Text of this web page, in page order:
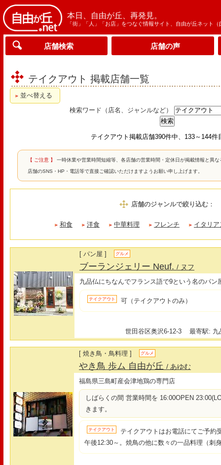
本日、自由が丘、再発見。
「街」「人」「お店」をつなぐ情報サイト、自由が丘ネット（
店舗検索 店舗の声
テイクアウト 掲載店舗一覧
並べ替える
検索ワード（店名、ジャンルなど）
テイクアウト掲載店舗390件中、133～144件
【 ご注意 】 一時休業や営業時間短縮等、各店舗の営業時間・定休日が掲載情報と異
店舗のSNS・HP・電話等で直接ご確認いただけますようお願い申し上げます。
店舗のジャンルで絞り込む ：
和食 洋食 中華料理 フレンチ イタリア
[ パン屋 ] グルメ
ブーランジェリー Neuf./ ヌフ
九品仏にちなんでフランス語で9という名のパン
テイクアウト 可（テイクアウトのみ）
世田谷区奥沢6-12-3 最寄駅: 九
[ 焼き鳥・鳥料理 ] グルメ
やき鳥 歩ム 自由が丘/ あゆむ
福島県三島町産会津地鶏の専門店
しばらくの間 営業時間を 16:00OPEN
きます。
テイクアウト
テイクアウトはお電話にてご予約
午後12:30～。焼鳥の他に数々の一品料理（刺